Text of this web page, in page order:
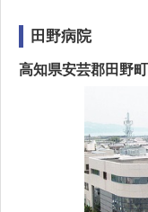
田野病院
高知県安芸郡田野